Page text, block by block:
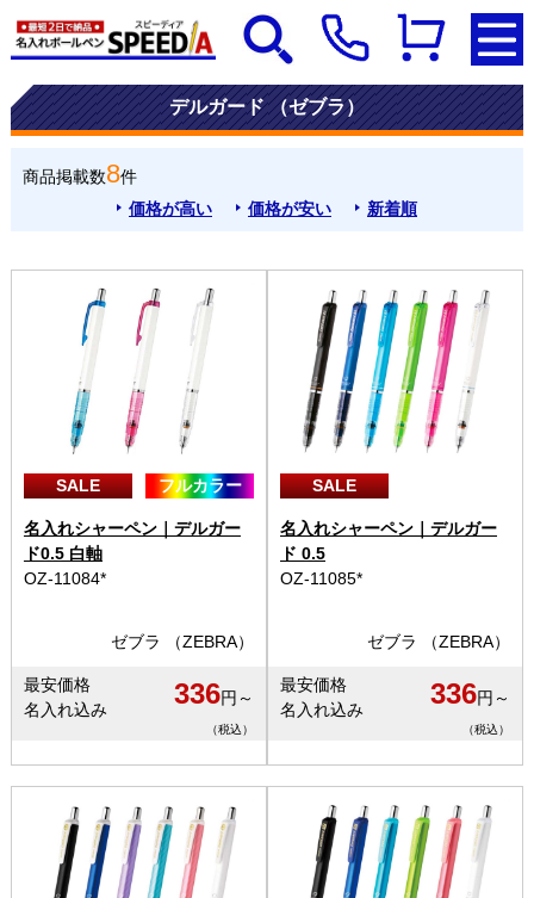
デルガード （ゼブラ）
商品掲載数8件
価格が高い
価格が安い 新着順
SALE フルカラー
名入れシャーペン｜デルガー
ド0.5 白軸
OZ-11084*
ゼブラ （ZEBRA）
最安価格
名入れ込み
336円～
（税込）
SALE
名入れシャーペン｜デルガー
ド 0.5
OZ-11085*
ゼブラ （ZEBRA）
最安価格
名入れ込み
336円～
（税込）